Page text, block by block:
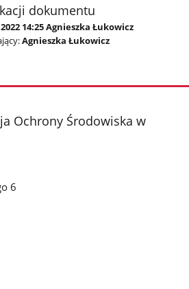
dokumentu
14:25 Agnieszka Łukowicz
Agnieszka Łukowicz
Ochrony Środowiska w
6